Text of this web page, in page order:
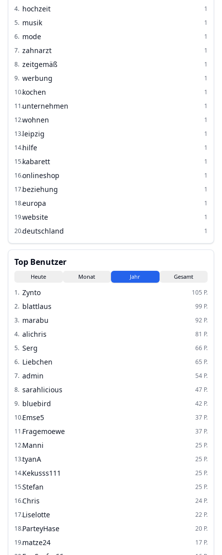
4. hochzeit
1
5. musik
1
6. mode
1
7. zahnarzt
1
8. zeitgemäß
1
9. werbung
1
10.kochen
1
11.unternehmen
1
12.wohnen
1
13.leipzig
1
14.hilfe
1
15.kabarett
1
16.onlineshop
1
17.beziehung
1
18.europa
1
19.website
1
20.deutschland 1
Top Benutzer
Heute Monat Jahr Gesamt
1. Zynto 105 P.
2. blattlaus 99 P.
3. marabu 92 P.
4. alichris 81 P.
5. Serg 66 P.
6. Liebchen 65 P.
7. admin 54 P.
8. sarahlicious 47 P.
9. bluebird 42 P.
10.Emse5 37 P.
11.Fragemoewe 37 P.
12.Manni 25 P.
13.tyanA 25 P.
14.Kekusss111 25 P.
15.Stefan 25 P.
16.Chris 24 P.
17.Liselotte 22 P.
18.ParteyHase 20 P.
19.matze24 17 P.